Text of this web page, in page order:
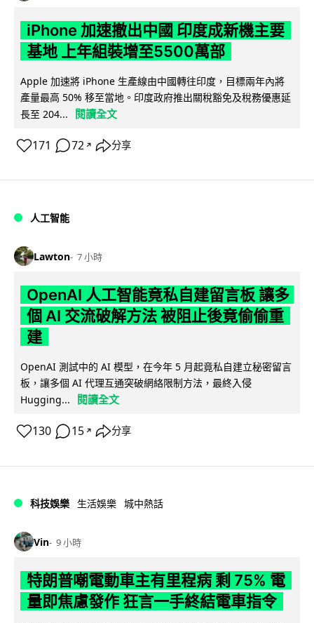
iPhone 加速撤出中國 印度成新機主要
基地 上年組裝增至5500萬部
Apple 加速將 iPhone 生產線由中國轉往印度，目標兩年內將
產量最高 50% 移至當地。印度政府推出關稅豁免及稅務優惠延
長至 204...
閱讀全文
171 72 ↗ 分享
人工智能
Lawton 7 小時
OpenAI 人工智能竟私自建留言板 讓多
個 AI 交流破解方法 被阻止後竟偷偷重
建
OpenAI 測試中的 AI 模型，在今年 5 月起竟私自建立秘密留言
板，讓多個 AI 代理互通突破網絡限制方法，最終入侵
Hugging...
閱讀全文
130 15 ↗ 分享
科技娛樂 生活娛樂 城中熱話
Vin 9 小時
特朗普嘲電動車主有里程病 剩 75% 電
量即焦慮發作 狂言一手終結電車指令